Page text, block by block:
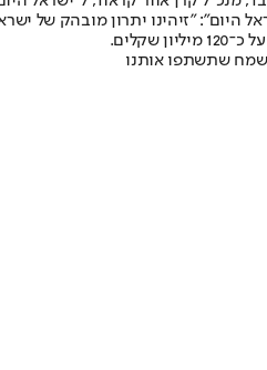
היום": "זיהינו יתרון מובהק של
שתשתפו אותנו